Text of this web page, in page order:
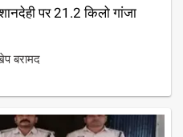
पर 21.2 किलो गांजा
बरामद